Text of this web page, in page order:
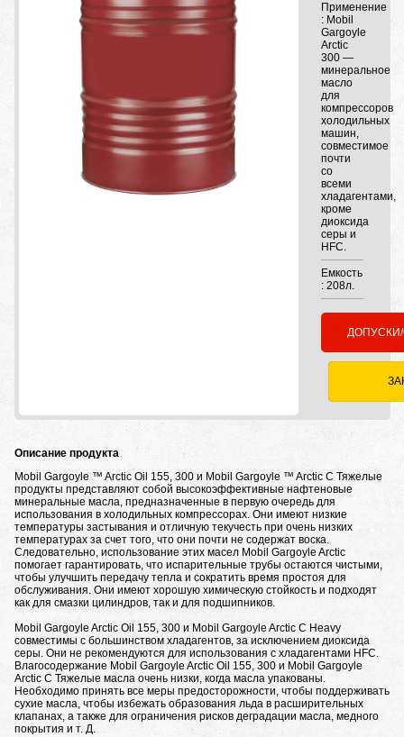
Применение
: Mobil
Gargoyle
Arctic
300 —
минеральное
масло
для
компрессоров
холодильных
машин,
совместимое
почти
со
всеми
хладагентами,
кроме
диоксида
серы и
HFC.
Емкость
: 208л.
Описание продукта
Mobil Gargoyle ™ Arctic Oil 155, 300 и Mobil Gargoyle ™ Arctic C Тяжелые
продукты представляют собой высокоэффективные нафтеновые
минеральные масла, предназначенные в первую очередь для
использования в холодильных компрессорах. Они имеют низкие
температуры застывания и отличную текучесть при очень низких
температурах за счет того, что они почти не содержат воска.
Следовательно, использование этих масел Mobil Gargoyle Arctic
помогает гарантировать, что испарительные трубы остаются чистыми,
чтобы улучшить передачу тепла и сократить время простоя для
обслуживания. Они имеют хорошую химическую стойкость и подходят
как для смазки цилиндров, так и для подшипников.
Mobil Gargoyle Arctic Oil 155, 300 и Mobil Gargoyle Arctic C Heavy
совместимы с большинством хладагентов, за исключением диоксида
серы. Они не рекомендуются для использования с хладагентами HFC.
Влагосодержание Mobil Gargoyle Arctic Oil 155, 300 и Mobil Gargoyle
Arctic C Тяжелые масла очень низки, когда масла упакованы.
Необходимо принять все меры предосторожности, чтобы поддерживать
сухие масла, чтобы избежать образования льда в расширительных
клапанах, а также для ограничения рисков деградации масла, медного
покрытия и т. Д.